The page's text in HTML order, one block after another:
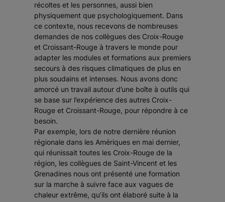
récoltes et les personnes, aussi bien
physiquement que psychologiquement. Dans
ce contexte, nous recevons de nombreuses
demandes de nos collègues des Croix-Rouge
et Croissant-Rouge à travers le monde pour
adapter les modules et formations aux premiers
secours à des risques climatiques de plus en
plus soudains et intenses. Nous avons donc
amorcé un travail autour d’une boîte à outils qui
se base sur l’expérience des autres Croix-
Rouge et Croissant-Rouge, pour répondre à ce
besoin.
Par exemple, lors de notre dernière réunion
régionale dans les Amériques en mai dernier,
qui réunissait toutes les Croix-Rouge de la
région, les collègues de Saint-Vincent et les
Grenadines nous ont présenté une formation
sur la marche à suivre face aux vagues de
chaleur extrême, qu’ils ont élaboré suite à la